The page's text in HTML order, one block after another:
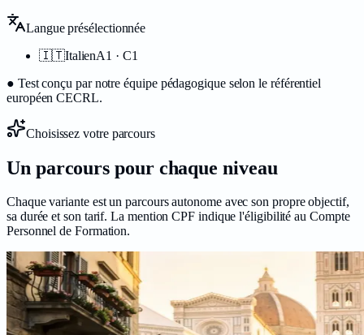
Langue présélectionnée
🇮🇹ItalienA1 · C1
● Test conçu par notre équipe pédagogique selon le référentiel
européen CECRL.
Choisissez votre parcours
Un parcours pour chaque niveau
Chaque variante est un parcours autonome avec son propre objectif,
sa durée et son tarif. La mention CPF indique l'éligibilité au Compte
Personnel de Formation.